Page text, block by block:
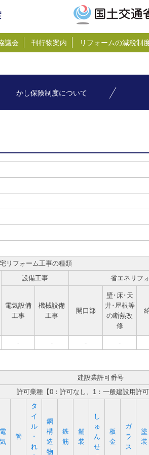
議会 刊行物案内 リフォームの減税制
かし保険制度について
リフォーム工事の種類
設備工事
省エネリフ
電気設備
工事
機械設備
工事
開口部
壁･床･天
井･屋根等
の断熱改
修
- - - -
建設業許可番号
許可業種【0：許可なし、1：一般建設用許可
電
気
管
タ
イ
ル
･
れ
鋼
構
造
物
鉄
筋
舗
装
し
ゅ
ん
せ
板
金
ガ
ラ
ス
塗
装